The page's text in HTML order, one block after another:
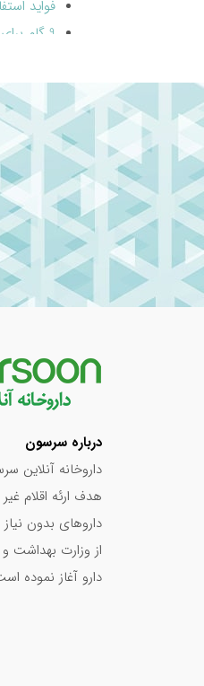
فواید
9 گام برای مراقبت روزانه از پوست
تفاوت
روتین
درباره سرسون
داروخانه آنلاین
هدف ارئه اقلام
داروهای بدون
از وزارت بهداشت
دارو آغاز نموده